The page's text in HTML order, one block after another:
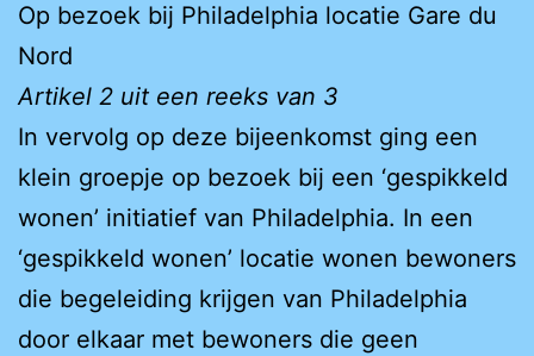
Op bezoek bij Philadelphia locatie Gare du
Nord
Artikel 2 uit een reeks van 3
In vervolg op deze bijeenkomst ging een
klein groepje op bezoek bij een ‘gespikkeld
wonen’ initiatief van Philadelphia. In een
‘gespikkeld wonen’ locatie wonen bewoners
die begeleiding krijgen van Philadelphia
door elkaar met bewoners die geen